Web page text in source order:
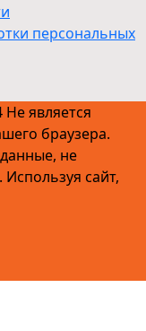
персональных
является
браузера.
не
сайт,